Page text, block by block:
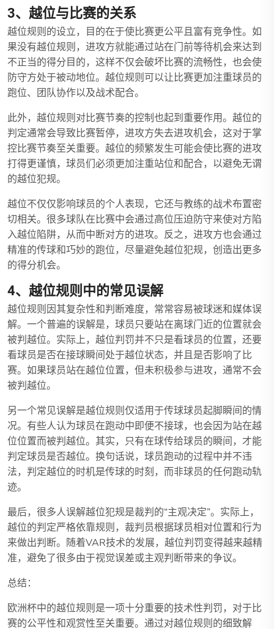
3、越位与比赛的关系
越位规则的设立，目的在于使比赛更公平且富有竞争性。如
果没有越位规则，进攻方就能通过站在门前等待机会来达到
不正当的得分目的，这样不仅会破坏比赛的流畅性，也会使
防守方处于被动地位。越位规则可以让比赛更加注重球员的
跑位、团队协作以及战术配合。
此外，越位规则对比赛节奏的控制也起到重要作用。越位的
判定通常会导致比赛暂停，进攻方失去进攻机会，这对于掌
控比赛节奏至关重要。越位的频繁发生可能会使比赛的进攻
打得更谨慎，球员们必须更加注重站位和配合，以避免无谓
的越位犯规。
越位不仅仅影响球员的个人表现，它还与教练的战术布置密
切相关。很多球队在比赛中会通过高位压迫防守来使对方陷
入越位陷阱，从而中断对方的进攻。反之，进攻方也会通过
精准的传球和巧妙的跑位，尽量避免越位犯规，创造出更多
的得分机会。
4、越位规则中的常见误解
越位规则因其复杂性和判断难度，常常容易被球迷和媒体误
解。一个普遍的误解是，球员只要站在离球门近的位置就会
被判越位。实际上，越位判罚并不只是看球员的位置，还要
看球员是否在接球瞬间处于越位状态，并且是否影响了比
赛。如果球员站在越位位置，但未积极参与进攻，通常不会
被判越位。
另一个常见误解是越位规则仅适用于传球球员起脚瞬间的情
况。有些人认为球员在跑动中即便不接球，也会因为站在越
位位置而被判越位。其实，只有在球传给球员的瞬间，才能
判定球员是否越位。换句话说，球员跑动的过程中并不违
法，判定越位的时机是传球的时刻，而非球员的任何跑动轨
迹。
最后，很多人误解越位犯规是裁判的“主观决定”。实际上，
越位的判定严格依靠规则，裁判员根据球员相对位置和行为
来做出判断。随着VAR技术的发展，越位判罚变得越来越精
准，避免了很多由于视觉误差或主观判断带来的争议。
总结：
欧洲杯中的越位规则是一项十分重要的技术性判罚，对于比
赛的公平性和观赏性至关重要。通过对越位规则的细致解